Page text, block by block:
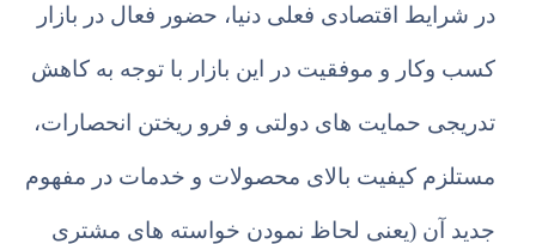
در شرایط اقتصادی فعلی دنیا، حضور فعال در بازار
کسب وکار و موفقیت در این بازار با توجه به کاهش
تدریجی حمایت های دولتی و فرو ریختن انحصارات،
مستلزم کیفیت بالای محصولات و خدمات در مفهوم
جدید آن (یعنی لحاظ نمودن خواسته های مشتری